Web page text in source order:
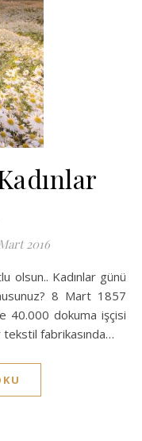
2016
8 Mart 1857
40.000 dokuma işçisi
tekstil fabrikasında…